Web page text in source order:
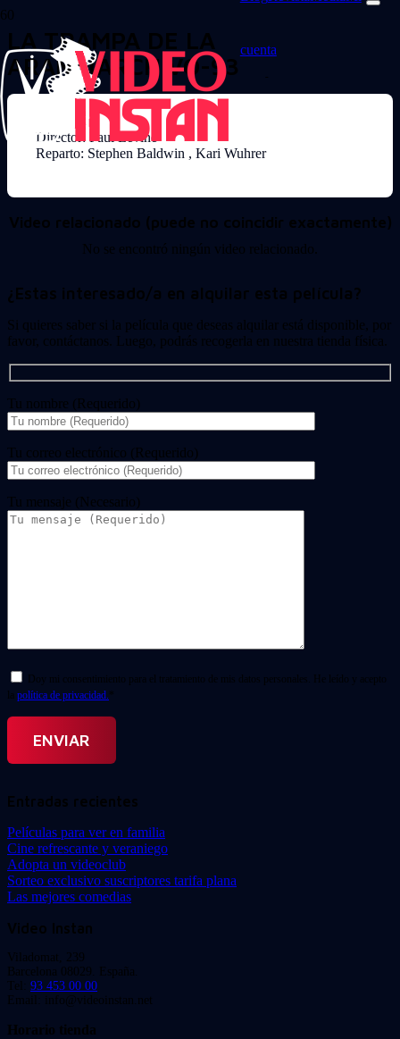
cuenta
LA TRAMPA DE LA
ARAÑA(ARCHIVO-9318)
Director: Paul Levine
Reparto: Stephen Baldwin , Kari Wuhrer
Video relacionado (puede no coincidir exactamente)
No se encontró ningún video relacionado.
¿Estas interesado/a en alquilar esta película?
Si quieres saber si la película que deseas alquilar está disponible, por
favor, contáctanos. Luego, podrás recogerla en nuestra tienda física.
Tu nombre (Requerido)
Tu correo electrónico (Requerido)
Tu mensaje (Necesario)
Doy mi consentimiento para el tratamiento de mis datos personales. He leído y acepto
la política de privacidad. *
Entradas recientes
Películas para ver en familia
Cine refrescante y veraniego
Adopta un videoclub
Sorteo exclusivo suscriptores tarifa plana
Las mejores comedias
Video Instan
Viladomat, 239
Barcelona 08029. España.
Tel: 93 453 00 00
Email: info@videoinstan.net
Horario tienda